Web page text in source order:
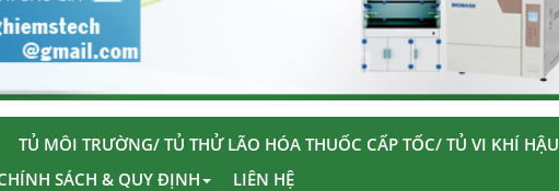
TỦ MÔI TRƯỜNG/ TỦ THỬ LÃO HÓA THUỐC CẤP TỐC/ TỦ VI KHÍ HẬU
SÁCH & QUY ĐỊNH LIÊN HỆ